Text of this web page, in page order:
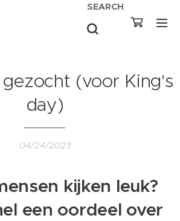
SEARCH
(voor King's
day)
04/24/2023
kijken leuk?
een oordeel over